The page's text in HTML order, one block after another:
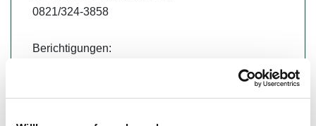
0821/324-3858
Berichtigungen:
0821/324-3851